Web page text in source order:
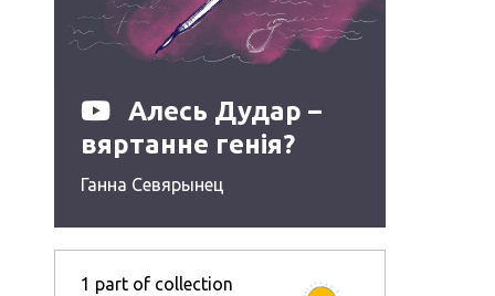
Алесь Дудар –
вяртанне генія?
Ганна Севярынец
1 part of collection